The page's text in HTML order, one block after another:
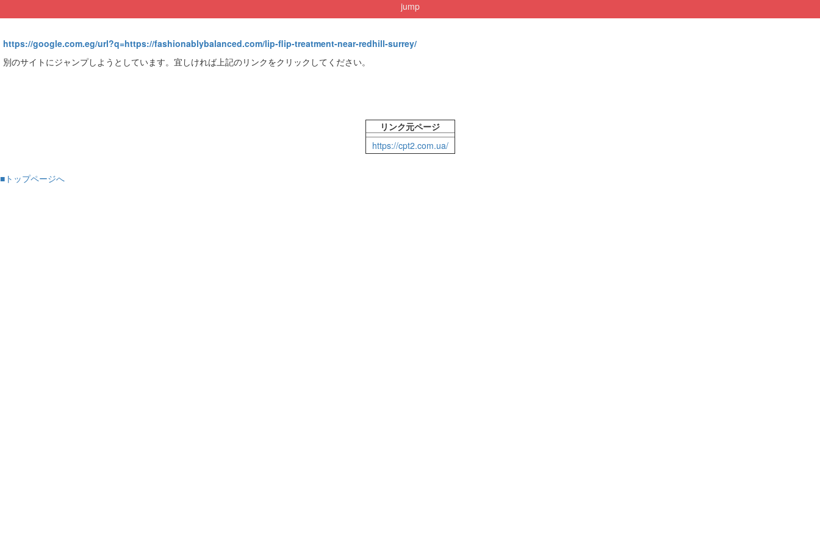
jump
https://google.com.eg/url?q=https://fashionablybalanced.com/lip-flip-treatment-near-redhill-surrey/
別のサイトにジャンプしようとしています。宜しければ上記のリンクをクリックしてください。
リンク元ページ
https://cpt2.com.ua/
■トップページへ